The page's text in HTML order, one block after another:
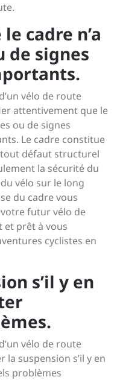
cadre n’a
de signes
vélo de route
attentivement que le
ou de signes
Le cadre constitue
tout défaut structurel
la sécurité du
vélo sur le long
du cadre vous
futur vélo de
et prêt à vous
cyclistes en
s’il y en
vélo de route
la suspension s’il y en
problèmes